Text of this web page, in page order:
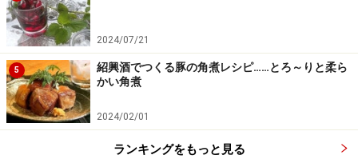
2024/07/21
5
紹興酒でつくる豚の角煮レシピ……とろ～りと柔ら
かい角煮
2024/02/01
ランキングをもっと見る